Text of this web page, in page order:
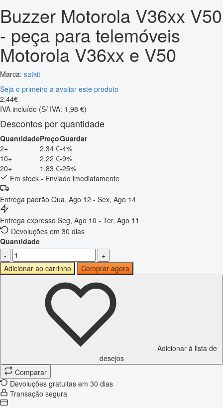
Buzzer Motorola V36xx V50
- peça para telemóveis
Motorola V36xx e V50
Marca: satkit
Seja o primeiro a avaliar este produto
2,44€
IVA incluído (S/ IVA: 1,98 €)
Descontos por quantidade
QuantidadePreçoGuardar
2+
2,34 €-4%
10+
2,22 €-9%
20+
1,83 €-25%
Em stock - Enviado imediatamente
Entrega padrão Qua, Ago 12 - Sex, Ago 14
Entrega expresso Seg, Ago 10 - Ter, Ago 11
Devoluções em 30 dias
Quantidade
-
+
Adicionar ao carrinho
Comprar agora
Adicionar à lista de
desejos
Comparar
Devoluções gratuitas em 30 dias
Transação segura